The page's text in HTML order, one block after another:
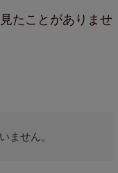
たことがありませ
ません。